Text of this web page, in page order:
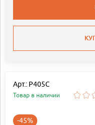
Арт.: P405C
Товар в наличии
-45%